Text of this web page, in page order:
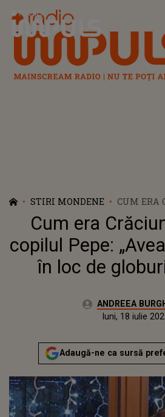
Radio Impuls
STIRI MONDENE
CUM ERA
COPILUL
ÎN BRAD”
Cum era
copilul Pepe:
în loc de
Autor:ANDREEA
Actualizat:
luni, 18 iulie
Adaugă-ne ca sursă